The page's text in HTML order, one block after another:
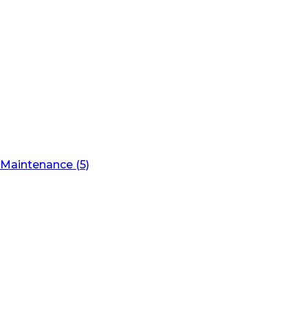
Maintenance (5)